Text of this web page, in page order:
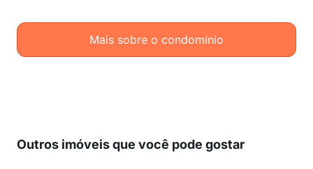
Mais sobre o condomínio
Outros imóveis que você pode gostar